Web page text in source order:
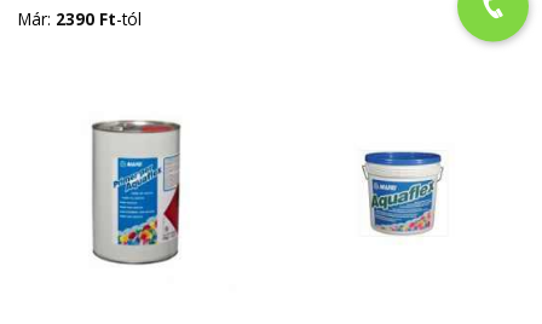
Már: 2390 Ft-tól